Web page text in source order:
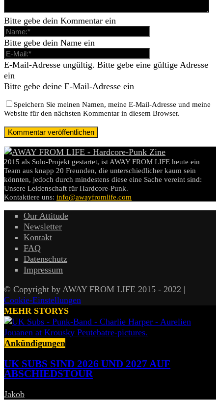
Bitte gebe dein Kommentar ein
Bitte gebe dein Name ein
E-Mail-Adresse ungültig. Bitte gebe eine gültige Adresse
ein
Bitte gebe deine E-Mail-Adresse ein
Speichern Sie meinen Namen, meine E-Mail-Adresse und meine
Website für den nächsten Kommentar in diesem Browser.
2015 als Solo-Projekt gestartet, ist AWAY FROM LIFE heute ein
Team aus knapp 20 Freunden, die unterschiedlicher kaum sein
könnten, jedoch durch mindestens diese eine Sache vereint sind:
Unsere Leidenschaft für Hardcore-Punk.
Kontaktiere uns: info@awayfromlife.com
Our Attitude
Newsletter
Kontakt
FAQ
Datenschutz
Impressum
© Copyright by AWAY FROM LIFE 2015 - 2022 |
Cookie-Einstellungen
MEHR STORYS
Ankündigungen
UK SUBS SIND 2026 UND 2027 AUF
ABSCHIEDSTOUR
Jakob